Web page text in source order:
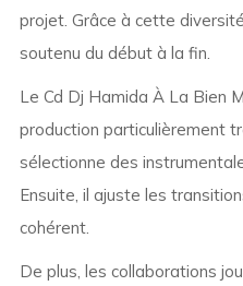
projet. Grâce à cette
soutenu du début à la fin.
Le Cd Dj Hamida À La Bien
production particulièrement
sélectionne des
Ensuite, il ajuste les
cohérent.
De plus, les collaborations